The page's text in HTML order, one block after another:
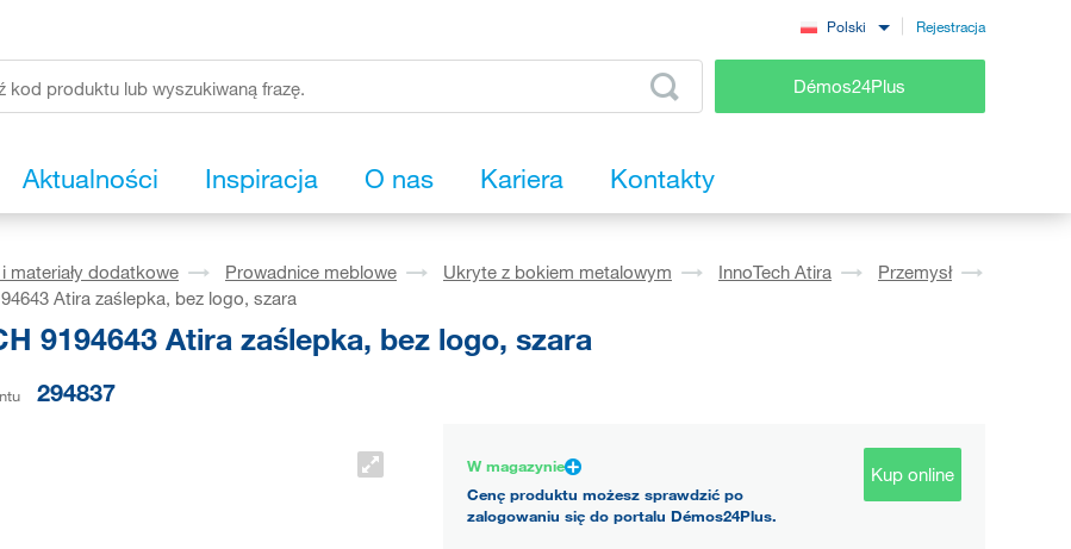
Polski Rejestracja
Démos24Plus
Aktualności Inspiracja O nas Kariera Kontakty
materiały dodatkowe Prowadnice meblowe Ukryte z bokiem metalowym InnoTech Atira
Przemysł
Atira zaślepka, bez logo, szara
9194643 Atira zaślepka, bez logo, szara
294837
W magazynie
Cenę produktu możesz sprawdzić po
zalogowaniu się do portalu Démos24Plus.
Kup online